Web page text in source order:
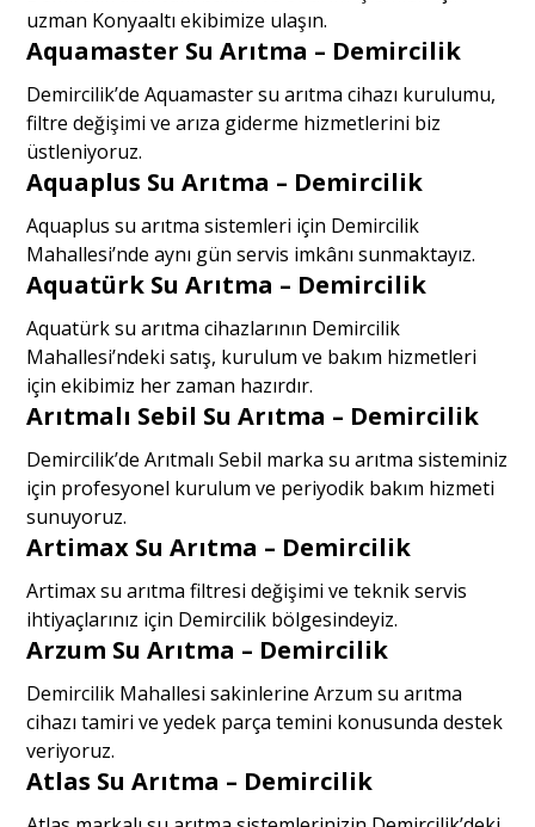
uzman Konyaaltı ekibimize ulaşın.
Aquamaster Su Arıtma – Demircilik
Demircilik’de Aquamaster su arıtma cihazı kurulumu,
filtre değişimi ve arıza giderme hizmetlerini biz
üstleniyoruz.
Aquaplus Su Arıtma – Demircilik
Aquaplus su arıtma sistemleri için Demircilik
Mahallesi’nde aynı gün servis imkânı sunmaktayız.
Aquatürk Su Arıtma – Demircilik
Aquatürk su arıtma cihazlarının Demircilik
Mahallesi’ndeki satış, kurulum ve bakım hizmetleri
için ekibimiz her zaman hazırdır.
Arıtmalı Sebil Su Arıtma – Demircilik
Demircilik’de Arıtmalı Sebil marka su arıtma sisteminiz
için profesyonel kurulum ve periyodik bakım hizmeti
sunuyoruz.
Artimax Su Arıtma – Demircilik
Artimax su arıtma filtresi değişimi ve teknik servis
ihtiyaçlarınız için Demircilik bölgesindeyiz.
Arzum Su Arıtma – Demircilik
Demircilik Mahallesi sakinlerine Arzum su arıtma
cihazı tamiri ve yedek parça temini konusunda destek
veriyoruz.
Atlas Su Arıtma – Demircilik